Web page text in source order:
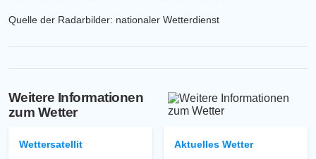
Quelle der Radarbilder: nationaler Wetterdienst
Weitere Informationen
zum Wetter
Wettersatellit Aktuelles Wetter